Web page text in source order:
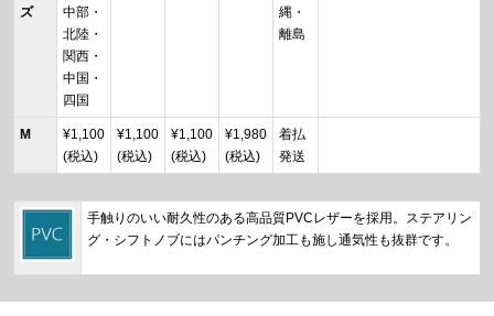
ズ
中部・
北陸・
関西・
中国・
四国
縄・
離島
M
¥1,100
(税込)
¥1,100
(税込)
¥1,100
(税込)
¥1,980
(税込)
着払
発送
手触りのいい耐久性のある高品質PVCレザーを採用。ステアリン
グ・シフトノブにはパンチング加工も施し通気性も抜群です。